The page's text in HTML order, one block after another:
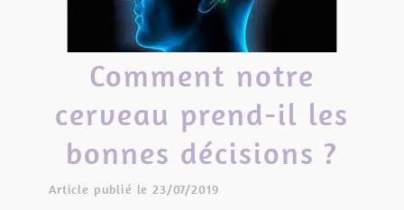
Comment notre
cerveau prend-il les
bonnes décisions ?
Article publié le 23/07/2019